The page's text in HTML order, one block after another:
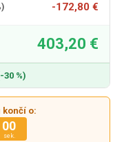
-172,80 €
403,20 €
%)
o:
00
sek.